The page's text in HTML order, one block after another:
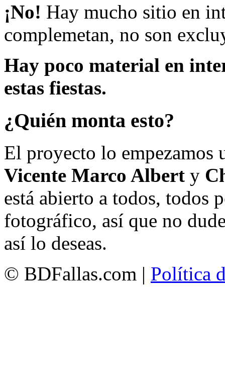
¡No! Hay mucho sitio en
complemetan, no son
Hay poco material en
estas fiestas.
¿Quién monta esto?
El proyecto lo empezamos
Vicente Marco Albert y
está abierto a todos, todos
fotográfico, así que no
así lo deseas.
© BDFallas.com | Política